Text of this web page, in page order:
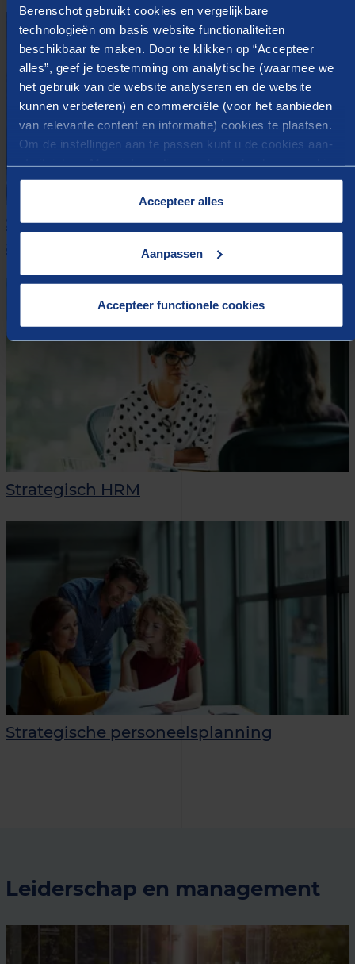
Berenschot gebruikt cookies en vergelijkbare
technologieën om basis website functionaliteiten
beschikbaar te maken. Door te klikken op “Accepteer
alles”, geef je toestemming om analytische (waarmee we
het gebruik van de website analyseren en de website
kunnen verbeteren) en commerciële (voor het aanbieden
van relevante content en informatie) cookies te plaatsen.
Om de instellingen aan te passen kunt u de cookies aan-
op onze website treft u in onze “Cookieverklaring”.
Accepteer alles
Aanpassen
Accepteer functionele cookies
Strategisch belonen en
arbeidsvoorwaarden
Strategisch HRM
Strategische personeelsplanning
Leiderschap en management